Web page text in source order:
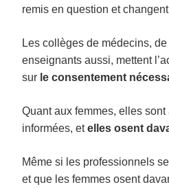
remis en question et
Les collèges de médecins,
enseignants aussi, mettent
sur le consentement
Quant aux femmes, elles sont
informées, etelles osent
Même si les professionnels
et que les femmes osent